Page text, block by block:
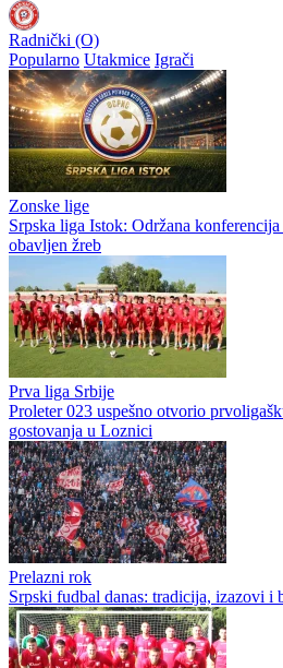
Radnički (O)
Popularno Utakmice Igrači
Zonske lige
Srpska liga Istok: Održana
obavljen žreb
Prva liga Srbije
Proleter 023 uspešno otvorio
gostovanja u Loznici
Prelazni rok
Srpski fudbal danas: tradicija, izazovi i